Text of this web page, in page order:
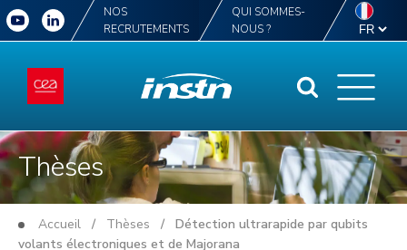
NOS
RECRUTEMENTS
QUI SOMMES-
NOUS ?
Thèses
Accueil / Thèses / Détection ultrarapide par qubits
volants électroniques et de Majorana